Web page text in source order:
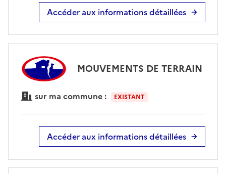
Accéder aux informations détaillées
MOUVEMENTS DE TERRAIN
sur ma commune : EXISTANT
Accéder aux informations détaillées